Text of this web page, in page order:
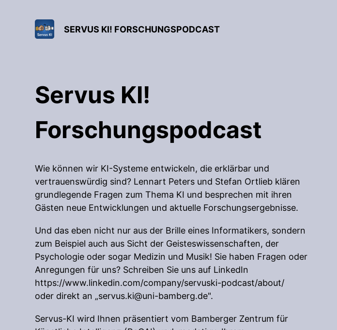
SERVUS KI! FORSCHUNGSPODCAST
Servus KI!
Forschungspodcast
Wie können wir KI-Systeme entwickeln, die erklärbar und
vertrauenswürdig sind? Lennart Peters und Stefan Ortlieb klären
grundlegende Fragen zum Thema KI und besprechen mit ihren
Gästen neue Entwicklungen und aktuelle Forschungsergebnisse.
Und das eben nicht nur aus der Brille eines Informatikers, sondern
zum Beispiel auch aus Sicht der Geisteswissenschaften, der
Psychologie oder sogar Medizin und Musik! Sie haben Fragen oder
Anregungen für uns? Schreiben Sie uns auf LinkedIn
https://www.linkedin.com/company/servuski-podcast/about/
oder direkt an „servus.ki@uni-bamberg.de".
Servus-KI wird Ihnen präsentiert vom Bamberger Zentrum für